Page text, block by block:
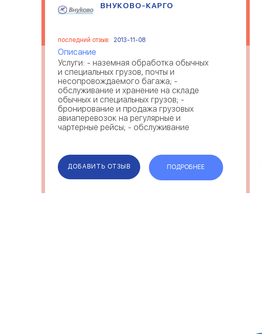
ВНУКОВО-КАРГО
последний отзыв: 2013-11-08
Описание
Услуги: - наземная обработка обычных
и специальных грузов, почты и
несопровождаемого багажа; -
обслуживание и хранение на складе
обычных и специальных грузов; -
бронирование и продажа грузовых
авиаперевозок на регулярные и
чартерные рейсы; - обслуживание
аэропорт Внуков...
ДОБАВИТЬ ОТЗЫВ ПОДРОБНЕЕ